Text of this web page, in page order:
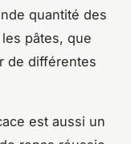
quantité des
pâtes, que
de différentes
est aussi un